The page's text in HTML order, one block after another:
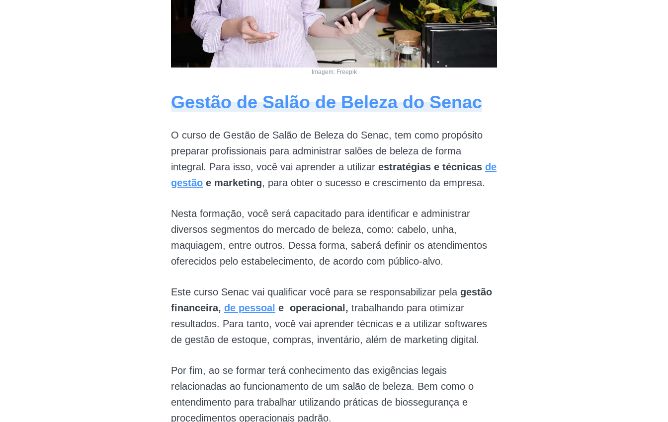
Imagem: Freepik
Gestão de Salão de Beleza do Senac
O curso de Gestão de Salão de Beleza do Senac, tem como propósito
preparar profissionais para administrar salões de beleza de forma
integral. Para isso, você vai aprender a utilizar estratégias e técnicas de
gestão e marketing, para obter o sucesso e crescimento da empresa.
Nesta formação, você será capacitado para identificar e administrar
diversos segmentos do mercado de beleza, como: cabelo, unha,
maquiagem, entre outros. Dessa forma, saberá definir os atendimentos
oferecidos pelo estabelecimento, de acordo com público-alvo.
Este curso Senac vai qualificar você para se responsabilizar pela gestão
financeira, de pessoal e operacional, trabalhando para otimizar
resultados. Para tanto, você vai aprender técnicas e a utilizar softwares
de gestão de estoque, compras, inventário, além de marketing digital.
Por fim, ao se formar terá conhecimento das exigências legais
relacionadas ao funcionamento de um salão de beleza. Bem como o
entendimento para trabalhar utilizando práticas de biossegurança e
procedimentos operacionais padrão.